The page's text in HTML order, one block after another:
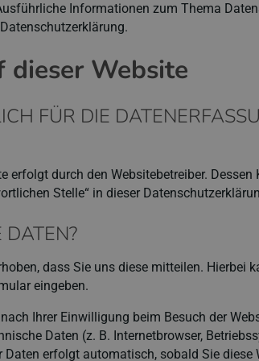
Informationen zum Thema
dieser Website
FÜR DIE
erfolgt durch den Websitebetreiber.
Stelle“ in dieser
dass Sie uns diese mitteilen. Hierbei
eingeben.
Ihrer Einwilligung beim Besuch der
Daten (z. B. Internetbrowser,
erfolgt automatisch, sobald Sie diese